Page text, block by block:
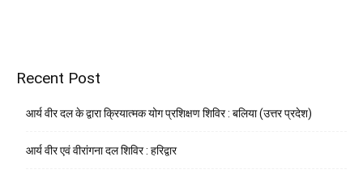
Recent Post
आर्य वीर दल के द्वारा क्रियात्मक योग प्रशिक्षण शिविर : बलिया (उत्तर प्रदेश)
आर्य वीर एवं वीरांगना दल शिविर : हरिद्वार